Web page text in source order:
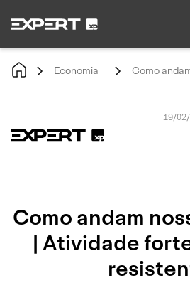
Economia Como
19/02/
Como andam
| Atividade